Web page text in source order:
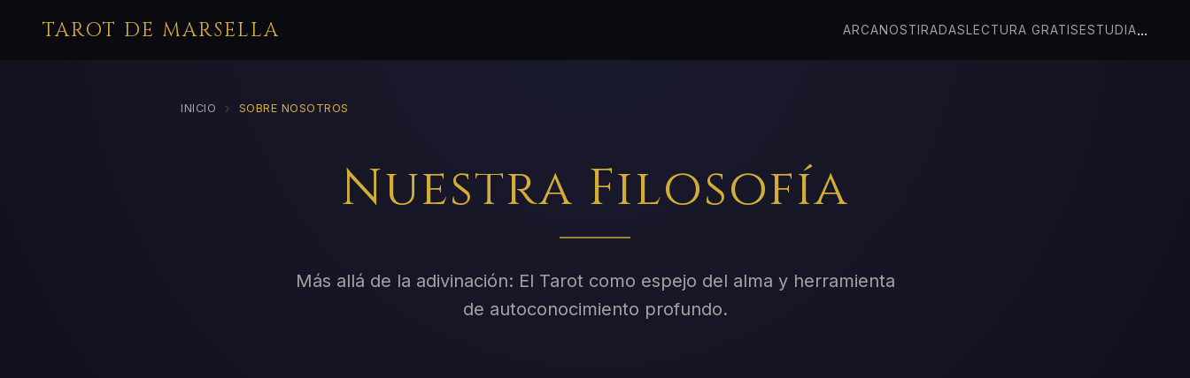
TAROT DE MARSELLA ARCANOSTIRADAS LECTURA GRATIS ESTUDIA...
INICIO › SOBRE NOSOTROS
Nuestra Filosofía
Más allá de la adivinación: El Tarot como espejo del alma y herramienta
de autoconocimiento profundo.